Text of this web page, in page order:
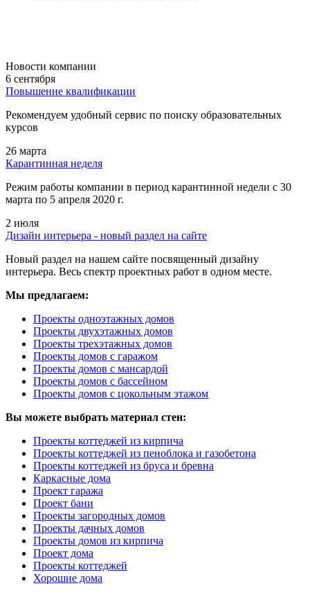
Новости компании
6 сентября
Повышение квалификации
Рекомендуем удобный сервис по поиску образовательных
курсов
26 марта
Карантинная неделя
Режим работы компании в период карантинной недели c 30
марта по 5 апреля 2020 г.
2 июля
Дизайн интерьера - новый раздел на сайте
Новый раздел на нашем сайте посвященный дизайну
интерьера. Весь спектр проектных работ в одном месте.
Мы предлагаем:
Проекты одноэтажных домов
Проекты двухэтажных домов
Проекты трехэтажных домов
Проекты домов с гаражом
Проекты домов с мансардой
Проекты домов с бассейном
Проекты домов с цокольным этажом
Вы можете выбрать материал стен:
Проекты коттеджей из кирпича
Проекты коттеджей из пеноблока и газобетона
Проекты коттеджей из бруса и бревна
Каркасные дома
Проект гаража
Проект бани
Проекты загородных домов
Проекты дачных домов
Проекты домов из кирпича
Проект дома
Проекты коттеджей
Хорошие дома